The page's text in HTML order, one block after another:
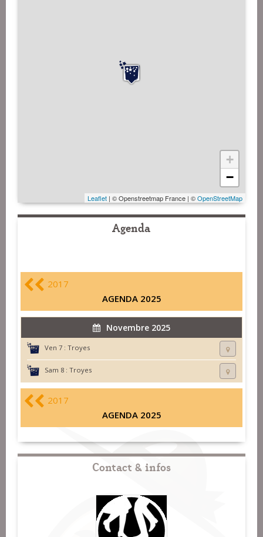
+
−
Leaflet | © Openstreetmap France | ©OpenStreetMap
Agenda
2017
AGENDA 2025
Novembre 2025
Ven 7 : Troyes
Sam 8 : Troyes
2017
AGENDA 2025
Contact & infos